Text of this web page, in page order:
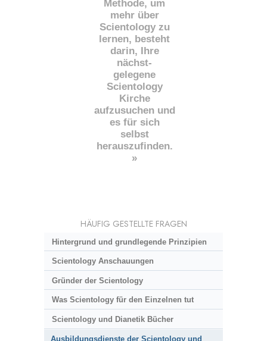
Methode, um
mehr über
Scientology zu
lernen, besteht
darin, Ihre
nächst-
gelegene
Scientology
Kirche
aufzusuchen und
es für sich
selbst
herauszufinden.
»
HÄUFIG GESTELLTE FRAGEN
Hintergrund und grundlegende Prinzipien
Scientology Anschauungen
Gründer der Scientology
Was Scientology für den Einzelnen tut
Scientology und Dianetik Bücher
Ausbildungsdienste der Scientology und